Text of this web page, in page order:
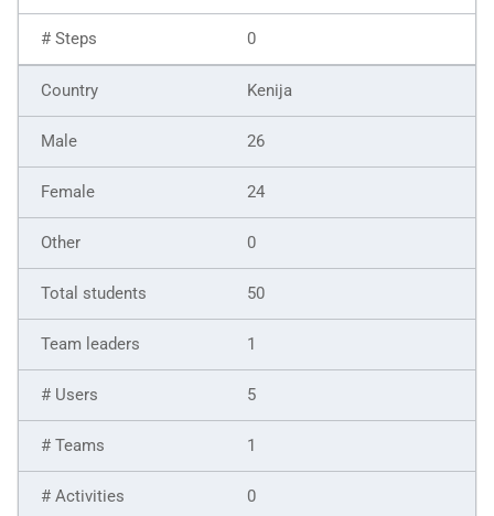
0
Kenija
26
24
0
50
1
5
1
0